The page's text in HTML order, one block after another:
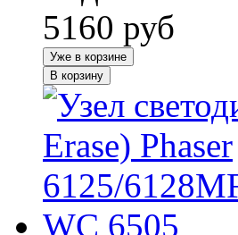
5160 руб
Уже в корзине
В корзину